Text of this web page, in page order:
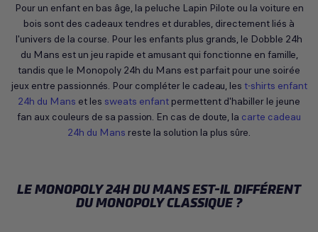
Pour un enfant en bas âge, la peluche Lapin Pilote ou la voiture en
bois sont des cadeaux tendres et durables, directement liés à
l'univers de la course. Pour les enfants plus grands, le Dobble 24h
du Mans est un jeu rapide et amusant qui fonctionne en famille,
tandis que le Monopoly 24h du Mans est parfait pour une soirée
jeux entre passionnés. Pour compléter le cadeau, les t-shirts enfant
24h du Mans et les sweats enfant permettent d'habiller le jeune
fan aux couleurs de sa passion. En cas de doute, la carte cadeau
24h du Mans reste la solution la plus sûre.
LE MONOPOLY 24H DU MANS EST-IL DIFFÉRENT
DU MONOPOLY CLASSIQUE ?